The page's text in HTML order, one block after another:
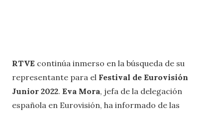
RTVE continúa inmerso en la búsqueda de su
representante para el Festival de Eurovisión
Junior 2022. Eva Mora, jefa de la delegación
española en Eurovisión, ha informado de las